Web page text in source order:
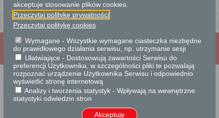
Usługi
dla obywateli
Wrota Mazowsza
Strona mobilna
Strona Główna
Pełna wersja strony
Projekt współfinansowany przez Unię Europejską ze środków Europejskiego
Funduszu Rozwoju Regionalnego w ramach Regionalnego Programu Operacyjnego
akceptuje stosowanie plików cookies.
Przeczytaj politykę prywatności
Przeczytaj politykę cookies
Wymagane - Wszystkie wymagane ciasteczka niezbędne
do prawidłowego działania serwisu, np. utrzymanie sesji
Ułatwiające - Dostosowują zawartości Serwisu do
preferencji Użytkownika, w szczególności pliki te pozwalają
rozpoznać urządzenie Użytkownika Serwisu i odpowiednio
wyświetlić stronę internetową
Analizy i tworzenia statystyk - Wpływają na wewnętrzne
statystyki odwiedzin stron
Akceptuję